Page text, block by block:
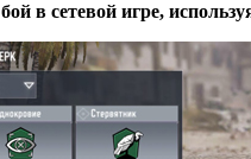
в сетевой игре,